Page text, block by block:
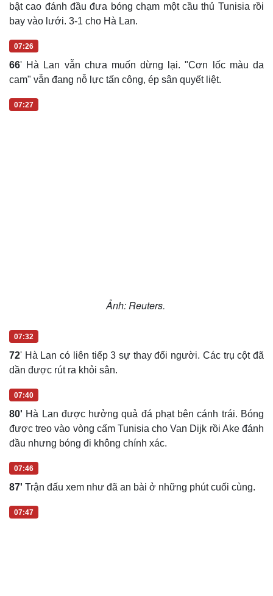
bật cao đánh đầu đưa bóng chạm một cầu thủ Tunisia rồi
bay vào lưới. 3-1 cho Hà Lan.
07:26
66' Hà Lan vẫn chưa muốn dừng lại. "Cơn lốc màu da
cam" vẫn đang nỗ lực tấn công, ép sân quyết liệt.
07:27
Ảnh: Reuters.
07:32
72' Hà Lan có liên tiếp 3 sự thay đổi người. Các trụ cột đã
dần được rút ra khỏi sân.
07:40
80' Hà Lan được hưởng quả đá phạt bên cánh trái. Bóng
được treo vào vòng cấm Tunisia cho Van Dijk rồi Ake đánh
đầu nhưng bóng đi không chính xác.
07:46
87' Trận đấu xem như đã an bài ở những phút cuối cùng.
07:47